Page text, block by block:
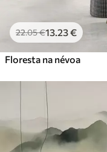
22.05€13 .23€
Floresta na névoa